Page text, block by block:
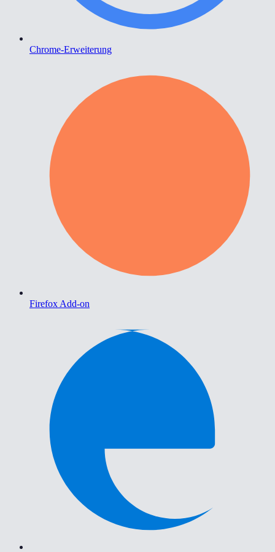
Chrome-Erweiterung
Firefox Add-on